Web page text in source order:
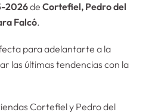
2026de Cortefiel, Pedro del
Falcó.
para adelantarte a la
las últimas tendencias con la
Cortefiel y Pedro del